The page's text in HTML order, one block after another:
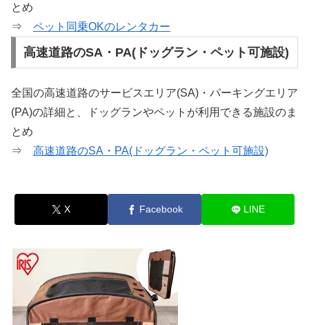
とめ
⇒ ペット同乗OKのレンタカー
高速道路のSA・PA(ドッグラン・ペット可施設)
全国の高速道路のサービスエリア(SA)・パーキングエリア
(PA)の詳細と、ドッグランやペットが利用できる施設のま
とめ
⇒ 高速道路のSA・PA(ドッグラン・ペット可施設)
X Facebook LINE